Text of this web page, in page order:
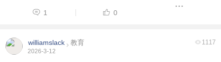
样具有如此多的加盟优势，下面就让我们一起来看看吧！华克仕汉堡
店加盟品牌十大优势：最知名：消费者对“华 ...
1 0
williamslack 教育
2026-3-12
1117